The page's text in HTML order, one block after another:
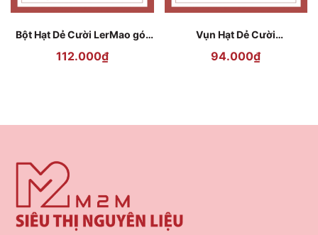
Bột Hạt Dẻ Cười LerMao gói
112.000₫
Vụn Hạt Dẻ Cười
94.000₫